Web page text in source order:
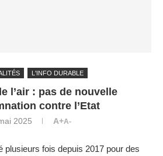
L'INFO DURABLE
l’air : pas de nouvelle
contre l’Etat
2025 A+A-
plusieurs fois depuis 2017 pour des